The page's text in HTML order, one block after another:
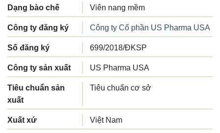
Dạng bào chế Viên nang mềm
Công ty đăng ký Công ty Cổ phần US Pharma USA
Số đăng ký 699/2018/ĐKSP
Công ty sản xuất US Pharma USA
Tiêu chuẩn sản
xuất
Tiêu chuẩn cơ sở
Xuất xứ Việt Nam